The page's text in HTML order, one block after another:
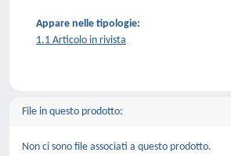
Appare nelle tipologie:
1.1 Articolo in rivista
File in questo prodotto:
Non ci sono file associati a questo prodotto.